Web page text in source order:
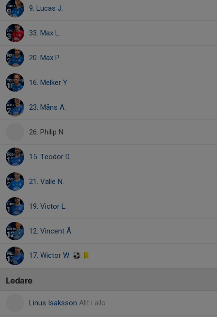
9. Lucas J.
33. Max L.
20. Max P.
16. Melker Y.
23. Måns A.
26. Philip N.
15. Teodor D.
21. Valle N.
19. Victor L.
12. Vincent Å.
17. Wictor W.
Ledare
Linus Isaksson Allt i allo